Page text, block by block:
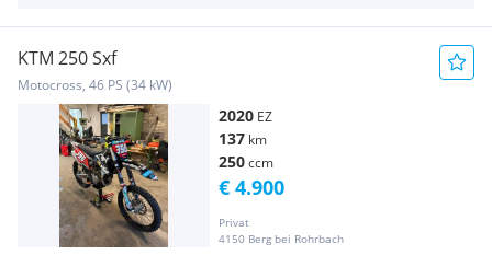
KTM 250 Sxf
Motocross, 46 PS (34 kW)
2020 EZ
137 km
250ccm
Privat
4150 Berg bei Rohrbach
€ 4.900